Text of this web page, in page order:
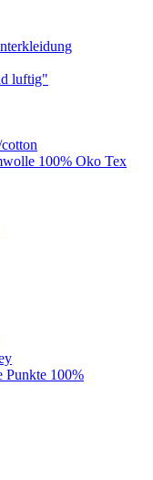
luftig"
100% Oko Tex
Punkte 100%